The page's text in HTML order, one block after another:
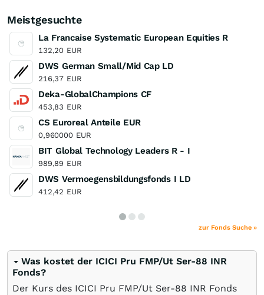
Meistgesuchte
La Francaise Systematic European Equities R
132,20 EUR
DWS German Small/Mid Cap LD
216,37 EUR
Deka-GlobalChampions CF
453,83 EUR
CS Euroreal Anteile EUR
0,960000 EUR
BIT Global Technology Leaders R - I
989,89 EUR
DWS Vermoegensbildungsfonds I LD
412,42 EUR
zur Fonds Suche »
Was kostet der ICICI Pru FMP/Ut Ser-88 INR
Fonds?
Der Kurs des ICICI Pru FMP/Ut Ser-88 INR Fonds